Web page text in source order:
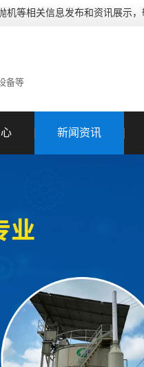
等相关信息发布和资讯展示，
备等
新闻资讯